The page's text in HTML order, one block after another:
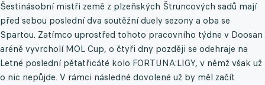
Šestinásobní mistři země z plzeňských Štruncových sadů mají
před sebou poslední dva soutěžní duely sezony a oba se
Spartou. Zatímco uprostřed tohoto pracovního týdne v Doosan
aréně vyvrcholí MOL Cup, o čtyři dny později se odehraje na
Letné poslední pětatřicáté kolo FORTUNA:LIGY, v němž však už
o nic nepůjde. V rámci následné dovolené už by měl začít